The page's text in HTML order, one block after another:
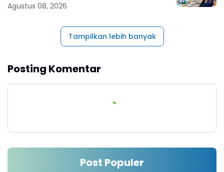
Agustus 08, 2026
Tampilkan lebih banyak
Posting Komentar
Post Populer